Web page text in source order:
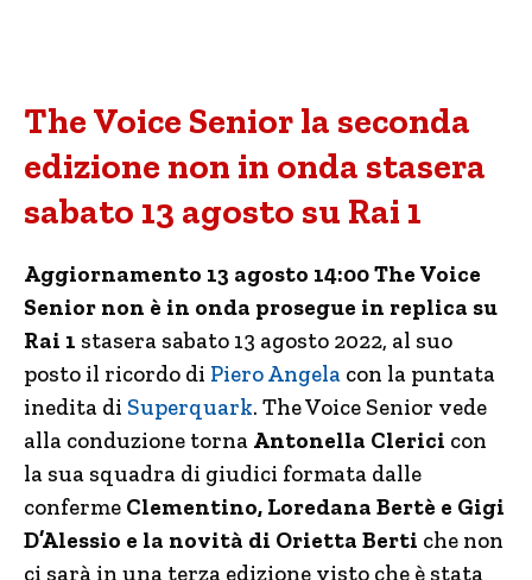
The Voice Senior la seconda
edizione non in onda stasera
sabato 13 agosto su Rai 1
Aggiornamento 13 agosto 14:00 The Voice
Senior non è in onda prosegue in replica su
Rai 1 stasera sabato 13 agosto 2022, al suo
posto il ricordo di Piero Angela con la puntata
inedita di Superquark. The Voice Senior vede
alla conduzione torna Antonella Clerici con
la sua squadra di giudici formata dalle
conferme Clementino, Loredana Bertè e Gigi
D’Alessio e la novità di Orietta Berti che non
ci sarà in una terza edizione visto che è stata